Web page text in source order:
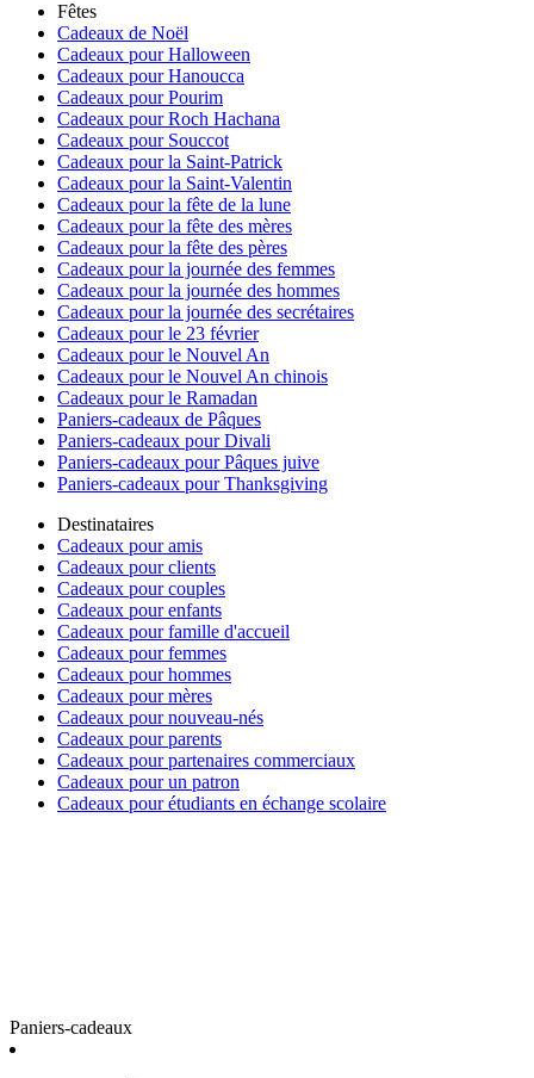
Fêtes
Cadeaux de Noël
Cadeaux pour Halloween
Cadeaux pour Hanoucca
Cadeaux pour Pourim
Cadeaux pour Roch Hachana
Cadeaux pour Souccot
Cadeaux pour la Saint-Patrick
Cadeaux pour la Saint-Valentin
Cadeaux pour la fête de la lune
Cadeaux pour la fête des mères
Cadeaux pour la fête des pères
Cadeaux pour la journée des femmes
Cadeaux pour la journée des hommes
Cadeaux pour la journée des secrétaires
Cadeaux pour le 23 février
Cadeaux pour le Nouvel An
Cadeaux pour le Nouvel An chinois
Cadeaux pour le Ramadan
Paniers-cadeaux de Pâques
Paniers-cadeaux pour Divali
Paniers-cadeaux pour Pâques juive
Paniers-cadeaux pour Thanksgiving
Destinataires
Cadeaux pour amis
Cadeaux pour clients
Cadeaux pour couples
Cadeaux pour enfants
Cadeaux pour famille d'accueil
Cadeaux pour femmes
Cadeaux pour hommes
Cadeaux pour mères
Cadeaux pour nouveau-nés
Cadeaux pour parents
Cadeaux pour partenaires commerciaux
Cadeaux pour un patron
Cadeaux pour étudiants en échange scolaire
Paniers-cadeaux